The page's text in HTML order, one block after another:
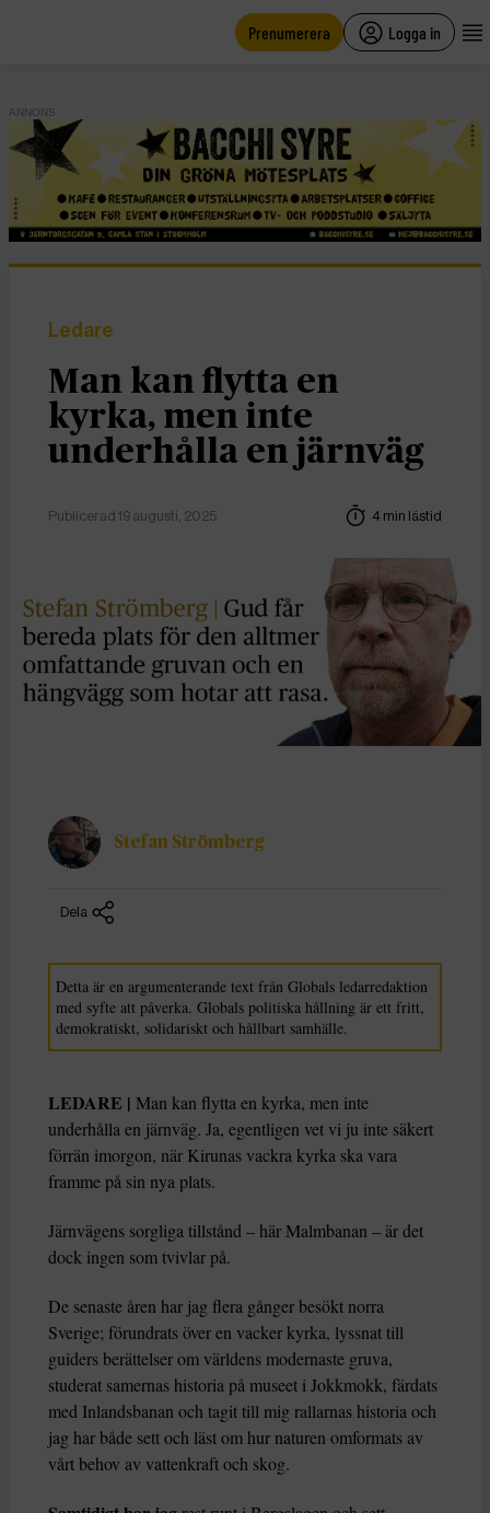
Prenumerera Logga in
ANNONS
Ledare
Man kan flytta en
kyrka, men inte
underhålla en järnväg
Publicerad 19 augusti, 2025 4 min lästid
Stefan Strömberg
Dela
Detta är en argumenterande text från Globals ledarredaktion
med syfte att påverka. Globals politiska hållning är ett fritt,
demokratiskt, solidariskt och hållbart samhälle.
LEDARE | Man kan flytta en kyrka, men inte
underhålla en järnväg. Ja, egentligen vet vi ju inte säkert
förrän imorgon, när Kirunas vackra kyrka ska vara
framme på sin nya plats.
Järnvägens sorgliga tillstånd – här Malmbanan – är det
dock ingen som tvivlar på.
De senaste åren har jag flera gånger besökt norra
Sverige; förundrats över en vacker kyrka, lyssnat till
guiders berättelser om världens modernaste gruva,
studerat samernas historia på museet i Jokkmokk, färdats
med Inlandsbanan och tagit till mig rallarnas historia och
jag har både sett och läst om hur naturen omformats av
vårt behov av vattenkraft och skog.